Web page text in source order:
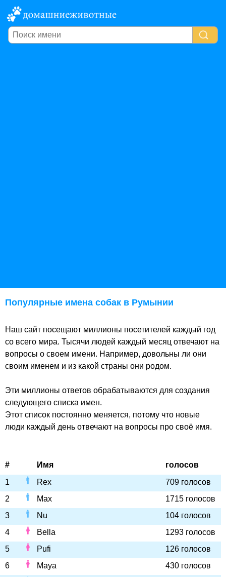
Популярные имена собак в Румынии
Наш сайт посещают миллионы посетителей каждый год
со всего мира. Тысячи людей каждый месяц отвечают на
вопросы о своем имени. Например, довольны ли они
своим именем и из какой страны они родом.
Эти миллионы ответов обрабатываются для создания
следующего списка имен.
Этот список постоянно меняется, потому что новые
люди каждый день отвечают на вопросы про своё имя.
# Имя
голосов
1
Rex
709 голосов
2
Max
1715 голосов
3
Nu
104 голосов
4
Bella
1293 голосов
5
Pufi
126 голосов
6
Maya
430 голосов